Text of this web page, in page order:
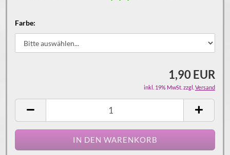
Farbe:
1,90 EUR
inkl. 19% MwSt. zzgl. Versand